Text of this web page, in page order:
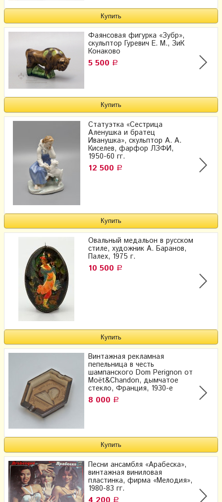
Фаянсовая фигурка «Зубр»,
скульптор Гуревич Е. М., ЗиК
Конаково
5 500 Р
Статуэтка «Сестрица
Аленушка и братец
Иванушка», скульптор А. А.
Киселев, фарфор ЛЗФИ,
1950-60 гг.
12 500 Р
Овальный медальон в русском
стиле, художник А. Баранов,
Палех, 1975 г.
10 500 Р
Винтажная рекламная
пепельница в честь
шампанского Dom Perignon от
Moёt&Chandon, дымчатое
стекло, Франция, 1930-е
8 000 Р
Песни ансамбля «Арабеска»,
винтажная виниловая
пластинка, фирма «Мелодия»,
1980-83 гг.
Р